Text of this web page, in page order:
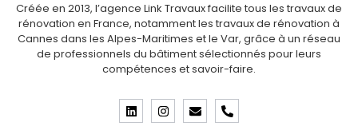
Créée en 2013, l’agence Link Travaux facilite tous les travaux de
rénovation en France, notamment les travaux de rénovation à
Cannes dans les Alpes-Maritimes et le Var, grâce à un réseau
de professionnels du bâtiment sélectionnés pour leurs
compétences et savoir-faire.